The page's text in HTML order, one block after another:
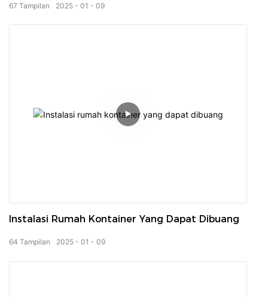
2025 01 09
67 Tampilan
Instalasi Rumah Kontainer Yang Dapat Dibuang
2025 01 09
64 Tampilan